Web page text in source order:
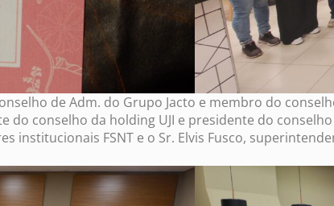
de Adm. do Grupo Jacto e membro do
conselho da holding UJI e presidente do
FSNT e o Sr. Elvis Fusco,